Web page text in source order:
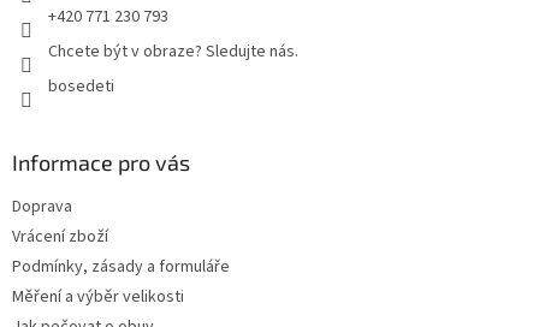
+420 771 230 793
Chcete být v obraze? Sledujte nás.
bosedeti
Informace pro vás
Doprava
Vrácení zboží
Podmínky, zásady a formuláře
Měření a výběr velikosti